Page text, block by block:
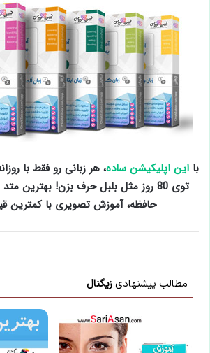
بااین اپلیکیشن ساده
توی 80 روز مثل بلبل حرف بزن! بهترین
حافظه، آموزش تصویری با کمترین